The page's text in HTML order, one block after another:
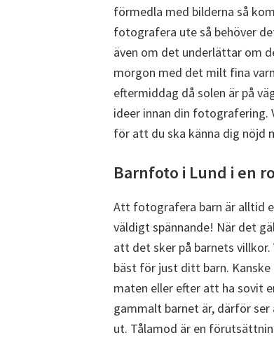
förmedla med bilderna så
fotografera ute så behöver
även om det underlättar om
morgon med det milt fina
eftermiddag då solen är på
ideer innan din fotografering.
för att du ska känna dig nöjd
Barnfoto i Lund i en
Att fotografera barn är alltid
väldigt spännande! När det
att det sker på barnets
bäst för just ditt barn.
maten eller efter att ha sovit
gammalt barnet är, därför
ut. Tålamod är en